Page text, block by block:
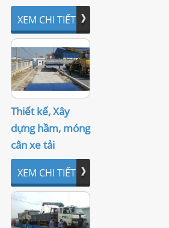
2.2. Cân tiểu ly, Cân phân tích
2.3. Cân đếm
2.4. Cân bàn
3. CÂN THƯƠNG MẠI (Commercial Scale)
4. ĐẦU CÂN (Indicator)
4.1. Đầu cân cơ bản
4.2. Đầu cân có Relay In/Out, Analog Out
4.3. Đầu cân chống cháy nổ
4.4. Đầu cân chống nước
XEM CHI TIẾT
Thiết kế, Xây
dựng hầm, móng
cân xe tải
XEM CHI TIẾT